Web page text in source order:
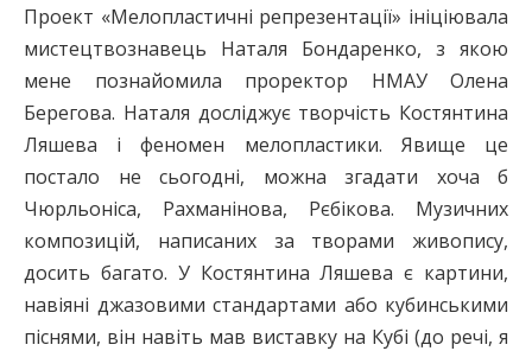
Проект «Мелопластичні репрезентації» ініціювала
мистецтвознавець Наталя Бондаренко, з якою
мене познайомила проректор НМАУ Олена
Берегова. Наталя досліджує творчість Костянтина
Ляшева і феномен мелопластики. Явище це
постало не сьогодні, можна згадати хоча б
Чюрльоніса, Рахманінова, Рєбікова. Музичних
композицій, написаних за творами живопису,
досить багато. У Костянтина Ляшева є картини,
навіяні джазовими стандартами або кубинськими
піснями, він навіть мав виставку на Кубі (до речі, я